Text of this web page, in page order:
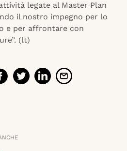
legate al Master Plan
il nostro impegno per lo
e per affrontare con
(lt)